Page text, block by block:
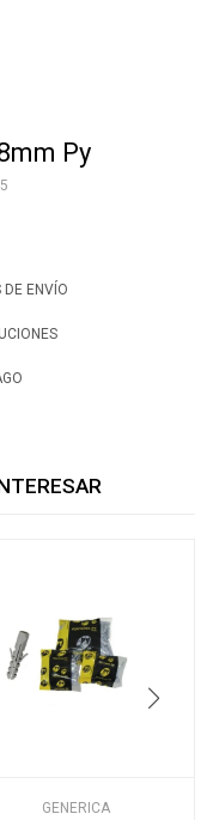
Py
DE ENVÍO
GENERICA